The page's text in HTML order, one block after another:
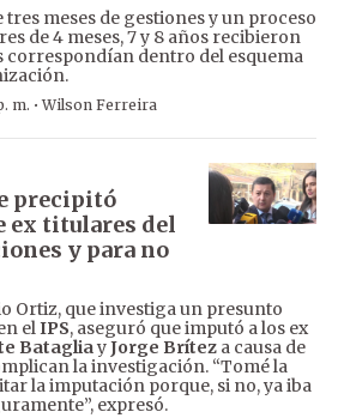
tres meses de gestiones y un proceso
de 4 meses, 7 y 8 años recibieron
correspondían dentro del esquema
m. ·Wilson Ferreira
precipitó
ex titulares del
y para no
Ortiz, que investiga un presunto
elIPS, aseguró que imputó a los ex
BatagliayJorge Brítez a causa de
la investigación. “Tomé la
la imputación porque, si no, ya iba
expresó.